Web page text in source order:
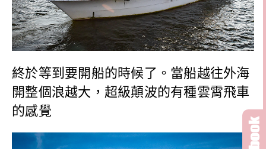
終於等到要開船的時候了。當船越往外海
開整個浪越大，超級顛波的有種雲霄飛車
的感覺